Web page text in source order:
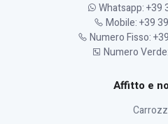
Whatsapp: +39
Mobile: +39
Numero Fisso:
Numero
Affitto e